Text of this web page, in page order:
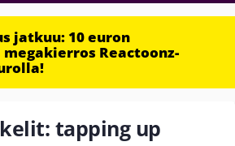
jatkuu: 10 euron
Reactoonz-
tapping up